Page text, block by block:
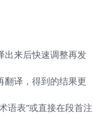
出来后快速调整再发
翻译，得到的结果更
语表”或直接在段首注